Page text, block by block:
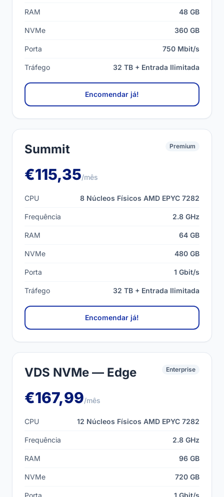
RAM 48 GB
NVMe 360 GB
Porta 750 Mbit/s
Tráfego 32 TB + Entrada Ilimitada
Encomendar já!
Summit Premium
€115,35/mês
CPU 8 Núcleos Físicos AMD EPYC 7282
Frequência 2.8 GHz
RAM 64 GB
NVMe 480 GB
Porta 1 Gbit/s
Tráfego 32 TB + Entrada Ilimitada
Encomendar já!
VDS NVMe — Edge Enterprise
€167,99/mês
CPU 12 Núcleos Físicos AMD EPYC 7282
Frequência 2.8 GHz
RAM 96 GB
NVMe 720 GB
Porta 1 Gbit/s